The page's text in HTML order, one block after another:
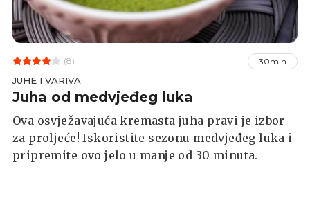
(8) 30min
JUHE I VARIVA
Juha od medvjeđeg luka
Ova osvježavajuća kremasta juha pravi je izbor
za proljeće! Iskoristite sezonu medvjeđeg luka i
pripremite ovo jelo u manje od 30 minuta.